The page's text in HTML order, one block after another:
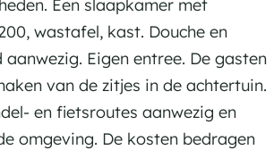
o
g
i
e
s
Een slaapkamer met
wastafel, kast. Douche en
Eigen entree. De gasten
van de zitjes in de achtertuin.
en fietsroutes aanwezig en
omgeving. De kosten bedragen